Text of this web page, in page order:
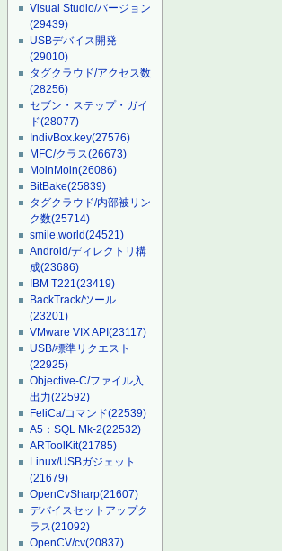
Visual Studio/バージョン
(29439)
USBデバイス開発
(29010)
タグクラウド/アクセス数
(28256)
セブン・ステップ・ガイ
ド(28077)
IndivBox.key(27576)
MFC/クラス(26673)
MoinMoin(26086)
BitBake(25839)
タグクラウド/内部被リン
ク数(25714)
smile.world(24521)
Android/ディレクトリ構
成(23686)
IBM T221(23419)
BackTrack/ツール
(23201)
VMware VIX API(23117)
USB/標準リクエスト
(22925)
Objective-C/ファイル入
出力(22592)
FeliCa/コマンド(22539)
A5：SQL Mk-2(22532)
ARToolKit(21785)
Linux/USBガジェット
(21679)
OpenCvSharp(21607)
デバイスセットアップク
ラス(21092)
OpenCV/cv(20837)